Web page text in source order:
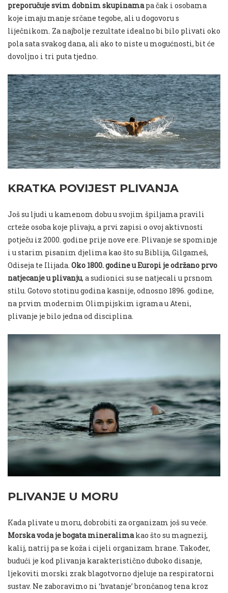
preporučuje svim dobnim skupinamapa čak i osobama
koje imaju manje srčane tegobe, ali u dogovoru s
liječnikom. Za najbolje rezultate idealno bi bilo plivati oko
pola sata svakog dana, ali ako to niste u mogućnosti, bit će
dovoljno i tri puta tjedno.
KRATKA POVIJEST PLIVANJA
Još su ljudi u kamenom dobu u svojim špiljama pravili
crteže osoba koje plivaju, a prvi zapisi o ovoj aktivnosti
potječu iz 2000. godine prije nove ere. Plivanje se spominje
i u starim pisanim djelima kao što su Biblija, Gilgameš,
Odiseja te Ilijada. Oko 1800. godine u Europi je održano prvo
natjecanje u plivanju, a sudionici su se natjecali u prsnom
stilu. Gotovo stotinu godina kasnije, odnosno 1896. godine,
na prvim modernim Olimpijskim igrama u Ateni,
plivanje je bilo jedna od disciplina.
PLIVANJE U MORU
Kada plivate u moru, dobrobiti za organizam još su veće.
Morska voda je bogata mineralimakao što su magnezij,
kalij, natrij pa se koža i cijeli organizam hrane. Također,
budući je kod plivanja karakteristično duboko disanje,
ljekoviti morski zrak blagotvorno djeluje na respiratorni
sustav. Ne zaboravimo ni ‘hvatanje’ brončanog tena kroz